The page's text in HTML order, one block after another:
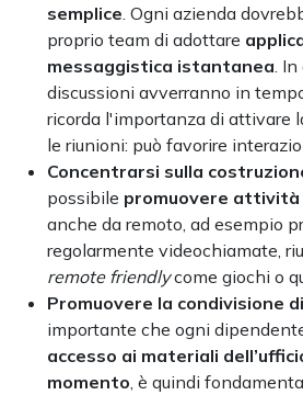
semplice . Ogni azienda
proprio team di adottare
messaggistica istantanea .
discussioni avverranno in
ricorda l'importanza di attivare
le riunioni: può favorire
Concentrarsi sulla
possibile promuovere attività
anche da remoto, ad esempio
regolarmente videochiamate,
remote friendlycome giochi o
Promuovere la condivisione
importante che ogni
accesso ai materiali
momento , è quindi